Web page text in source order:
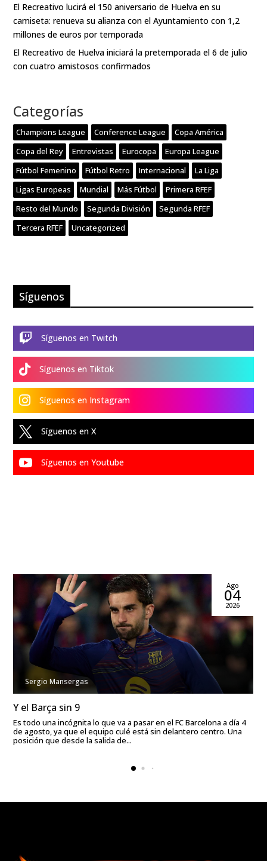
El Recreativo lucirá el 150 aniversario de Huelva en su
camiseta: renueva su alianza con el Ayuntamiento con 1,2
millones de euros por temporada
El Recreativo de Huelva iniciará la pretemporada el 6 de julio
con cuatro amistosos confirmados
Categorías
Champions League Conference League
Copa América
Copa del Rey
Entrevistas Eurocopa
Europa League
Fútbol Femenino
Fútbol Retro Internacional
La Liga
Ligas Europeas
Mundial Más Fútbol
Primera RFEF
Resto del Mundo
Segunda División
Segunda RFEF
Tercera RFEF
Uncategorized
Síguenos
 Síguenos en Twitch
 Síguenos en Tiktok
 Síguenos en Instagram
 Síguenos en X
 Síguenos en Youtube
Sergio Mansergas
Ago
04
2026
Y el Barça sin 9
Es todo una incógnita lo que va a pasar en el FC Barcelona a día 4
de agosto, ya que el equipo culé está sin delantero centro. Una
posición que desde la salida de...